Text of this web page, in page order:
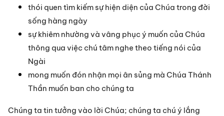
thói quen tìm kiếm sự hiện diện của Chúa trong đời
sống hàng ngày
sự khiêm nhường và vâng phục ý muốn của Chúa
thông qua việc chú tâm nghe theo tiếng nói của
Ngài
mong muốn đón nhận mọi ân sủng mà Chúa Thánh
Thần muốn ban cho chúng ta
Chúng ta tin tưởng vào lời Chúa; chúng ta chú ý lắng